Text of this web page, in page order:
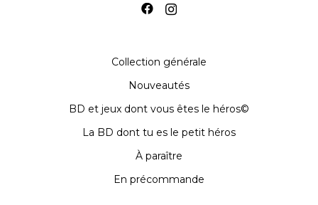
Collection générale
Nouveautés
BD et jeux dont vous êtes le héros©
La BD dont tu es le petit héros
À paraître
En précommande